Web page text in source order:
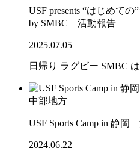
USF presents “はじめて
by SMBC 活動報告
2025.07.05
日帰り ラグビー SMBC
中部地方
USF Sports Camp in 静岡
2024.06.22